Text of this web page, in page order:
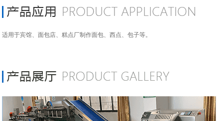
适用于宾馆、面包店、糕点厂制作面包、西点、包子等。